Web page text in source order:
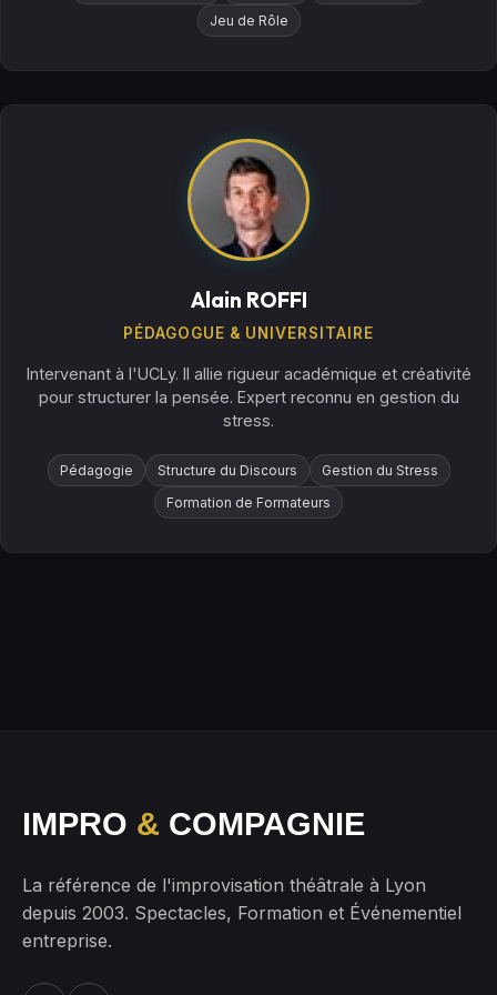
Jeu de Rôle
Alain ROFFI
PÉDAGOGUE & UNIVERSITAIRE
Intervenant à l'UCLy. Il allie rigueur académique et créativité
pour structurer la pensée. Expert reconnu en gestion du
stress.
Pédagogie Structure du Discours
Gestion du Stress
Formation de Formateurs
IMPRO & COMPAGNIE
La référence de l'improvisation théâtrale à Lyon
depuis 2003. Spectacles, Formation et Événementiel
entreprise.